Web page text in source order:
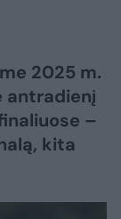
2025 m.
antradienį
–
kita